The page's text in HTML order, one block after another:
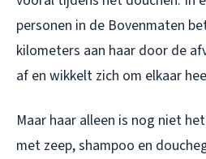
personen in de Bovenmaten
kilometers aan haar door de
af en wikkelt zich om elkaar
Maar haar alleen is nog niet
met zeep, shampoo en